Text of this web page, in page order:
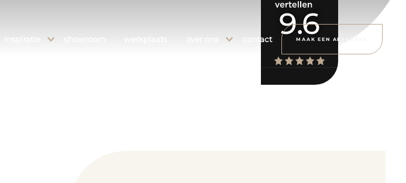
contact MAAK EEN AFSPRAAK
9.6